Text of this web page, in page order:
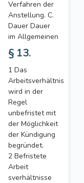
Verfahren der
Anstellung. C.
Dauer Dauer
im Allgemeinen
§ 13.
1 Das
Arbeitsverhältnis
wird in der
Regel
unbefristet mit
der Möglichkeit
der Kündigung
begründet.
2 Befristete
Arbeit
sverhältnisse